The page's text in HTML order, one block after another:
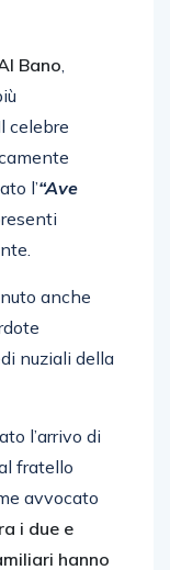
Bano,
celebre
l’“Ave
anche
nuziali della
l’arrivo di
fratello
avvocato
i due e
hanno